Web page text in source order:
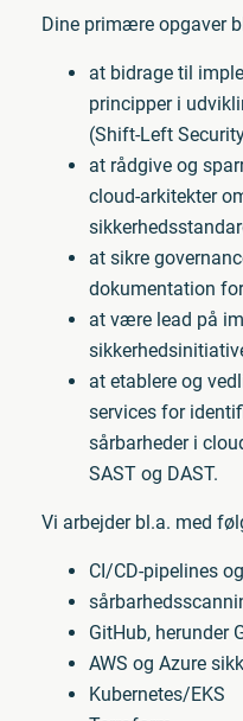
Dine primære opgaver
at bidrage til
principper i
(Shift-Left
at rådgive og
cloud-arkitekter
at sikre
dokumentation
at være lead på
at etablere og
services for
sårbarheder i
SAST og DAST.
Vi arbejder bl.a. med
CI/CD-pipelines
GitHub, herunder
AWS og Azure
Kubernetes/EKS